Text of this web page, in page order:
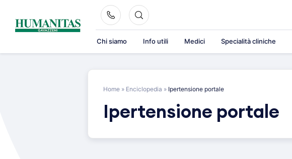
content
Chi siamo Info utili Medici Specialità cliniche
Home » Enciclopedia » Ipertensione portale
Ipertensione portale